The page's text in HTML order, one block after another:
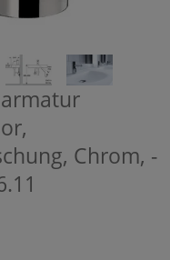
Chrom, -